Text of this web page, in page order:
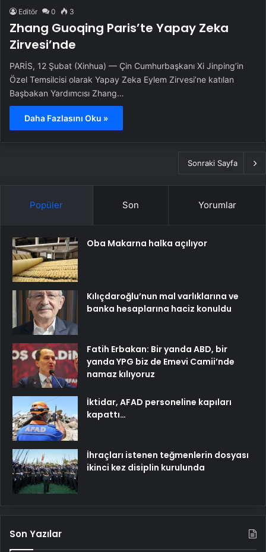
Editör 0 3
Zhang Guoqing Paris’te Yapay Zeka
Zirvesi’nde
PARİS, 12 Şubat (Xinhua) — Çin Cumhurbaşkanı Xi Jinping’in
Özel Temsilcisi olarak Yapay Zeka Eylem Zirvesi’ne katılan
Başbakan Yardımcısı Zhang…
Daha Fazlasını Oku »
Sonraki Sayfa
Popüler Son Yorumlar
Oba Makarna halka açılıyor
Kılıçdaroğlu’nun mal varlıklarına ve
banka hesaplarına haciz konuldu
Fatih Erbakan: Bir yanda ABD, bir
yanda YPG biz de Emevi Camii’nde
namaz kılıyoruz
İktidar, AFAD personeline kapıları
kapattı…
İhraçları istenen teğmenlerin dosyası
ikinci kez disiplin kurulunda
Son Yazılar